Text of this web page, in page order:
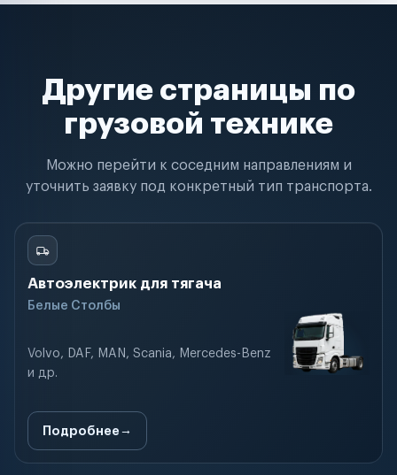
Другие страницы по
грузовой технике
Можно перейти к соседним направлениям и
уточнить заявку под конкретный тип транспорта.
Автоэлектрик для тягача
Белые Столбы
Volvo, DAF, MAN, Scania, Mercedes-Benz
и др.
Подробнее